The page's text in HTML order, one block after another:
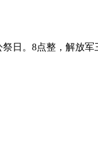
日。8点整，解放